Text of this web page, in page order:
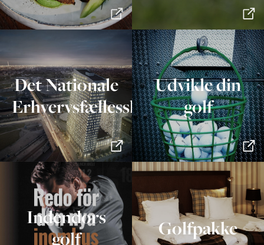
Det Nationale
Erhvervsfællesskab
Udvikle din
golf
Indendørs
golf
Golfpakke